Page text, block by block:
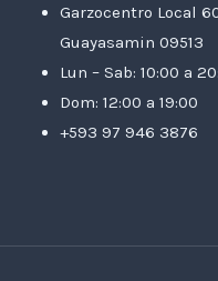
Garzocentro Local
Guayasamin 09513
Lun – Sab: 10:00 a
Dom: 12:00 a 19:00
+593 97 946 3876